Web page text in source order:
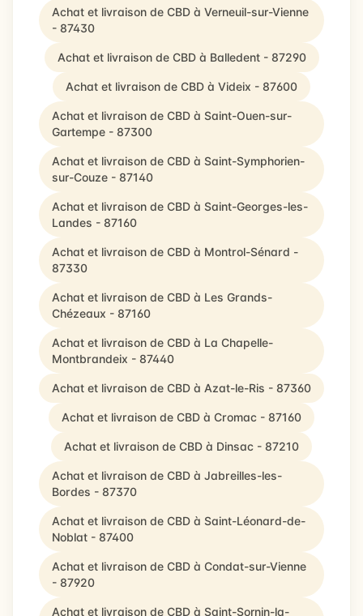
Achat et livraison de CBD à Verneuil-sur-Vienne
- 87430
Achat et livraison de CBD à Balledent - 87290
Achat et livraison de CBD à Videix - 87600
Achat et livraison de CBD à Saint-Ouen-sur-
Gartempe - 87300
Achat et livraison de CBD à Saint-Symphorien-
sur-Couze - 87140
Achat et livraison de CBD à Saint-Georges-les-
Landes - 87160
Achat et livraison de CBD à Montrol-Sénard -
87330
Achat et livraison de CBD à Les Grands-
Chézeaux - 87160
Achat et livraison de CBD à La Chapelle-
Montbrandeix - 87440
Achat et livraison de CBD à Azat-le-Ris - 87360
Achat et livraison de CBD à Cromac - 87160
Achat et livraison de CBD à Dinsac - 87210
Achat et livraison de CBD à Jabreilles-les-
Bordes - 87370
Achat et livraison de CBD à Saint-Léonard-de-
Noblat - 87400
Achat et livraison de CBD à Condat-sur-Vienne
- 87920
Achat et livraison de CBD à Saint-Sornin-la-